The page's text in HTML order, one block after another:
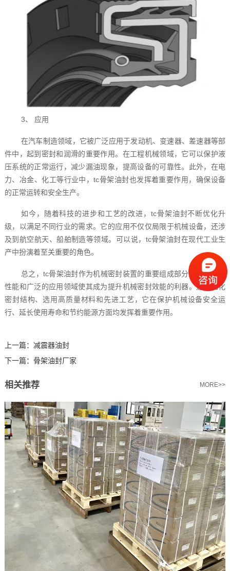
3、 应用
在汽车制造领域，它被广泛应用于发动机、变速器、差速器等部
件中，起到密封和润滑的重要作用。在工程机械领域，它可以保护液
压系统的正常运行，减少漏油现象，提高设备的可靠性。此外，在电
力、冶金、化工等行业中，tc骨架油封也发挥着重要作用，确保设备
的正常运转和安全生产。
如今，随着科技的进步和工艺的改进，tc骨架油封不断优化升
级，以满足不同行业的需求。它的应用不仅仅局限于机械设备，还涉
及到航空航天、船舶制造等领域。可以说，tc骨架油封在现代工业生
产中扮演着至关重要的角色。
总之，tc骨架油封作为机械密封装置的重要组成部分，其优异的
性能和广泛的应用领域使其成为提升机械密封效能的利器。通过优化
密封结构、选用高质量材料和先进工艺，它在保护机械设备安全运
行、延长使用寿命和节约能源方面均发挥着重要作用。‍
上一篇： 减震器油封
下一篇： 骨架油封厂家
相关推荐 MORE>>